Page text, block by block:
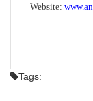
Website:
Tags: